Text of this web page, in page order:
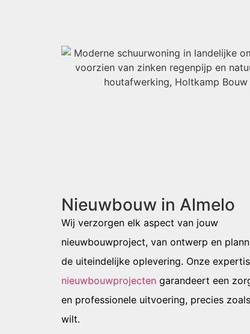
Nieuwbouw in Almelo
Wij verzorgen elk aspect van jouw
nieuwbouwproject, van ontwerp en
de uiteindelijke oplevering. Onze
nieuwbouwprojecten garandeert een
en professionele uitvoering, precies
wilt.